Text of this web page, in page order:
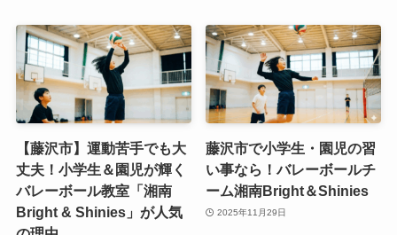
【藤沢市】運動苦手でも大
丈夫！小学生＆園児が輝く
バレーボール教室「湘南
Bright & Shinies」が人気
藤沢市で小学生・園児の習
い事なら！バレーボールチ
ーム湘南Bright＆Shinies
2025年11月29日